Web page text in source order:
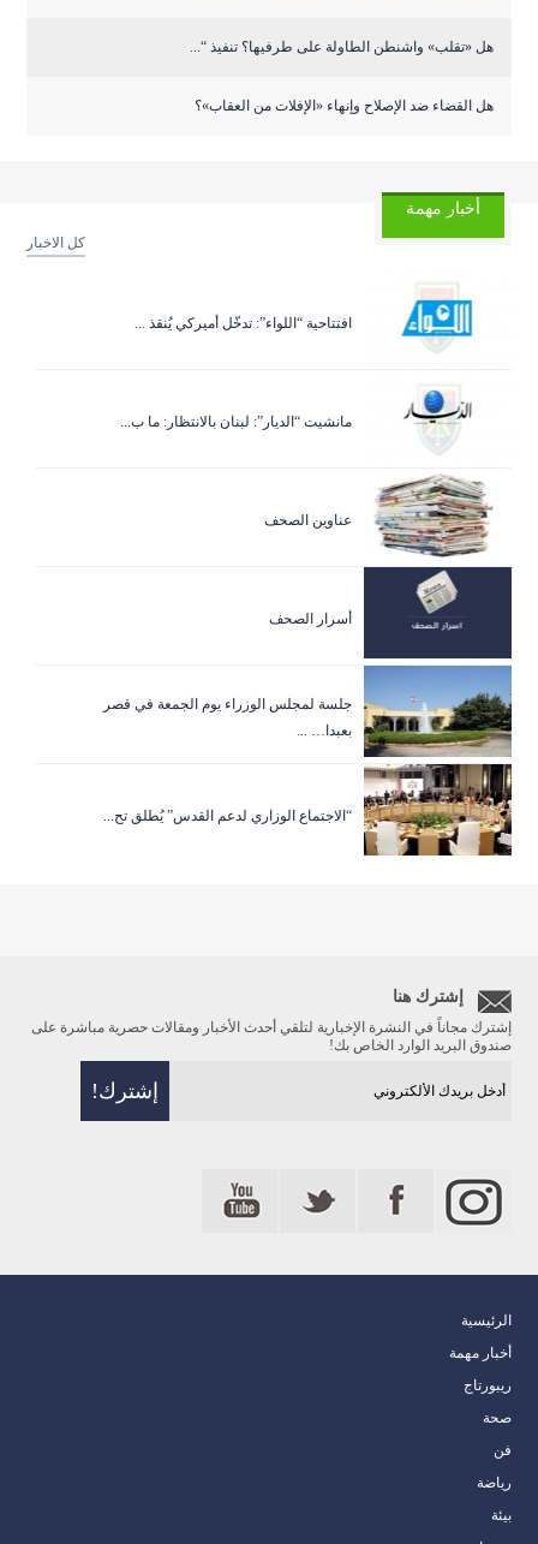
هل «تقلب» واشنطن الطاولة على طرفيها؟ تنفيذ “...
هل القضاء ضد الإصلاح وإنهاء «الإفلات من العقاب»؟
أخبار مهمة
كل الاخبار
افتتاحية “اللواء”: تدخّل أميركي يُنقذ ...
مانشيت “الديار”: لبنان بالانتظار: ما ب...
عناوين الصحف
أسرار الصحف
جلسة لمجلس الوزراء يوم الجمعة في قصر
بعبدا… ...
“الاجتماع الوزاري لدعم القدس” يُطلق تح...
إشترك هنا
إشترك مجاناً في النشرة الإخبارية لتلقي أحدث الأخبار ومقالات حصرية مباشرة على
صندوق البريد الوارد الخاص بك!
الرئيسية
أخبار مهمة
ريبورتاج
صحة
فن
رياضة
بيئة